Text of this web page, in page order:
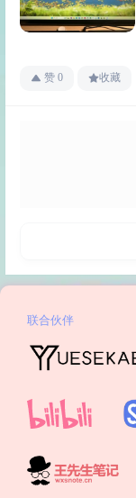
赞 0 收藏
联合伙伴